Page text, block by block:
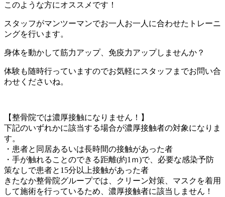
このような方にオススメです！
スタッフがマンツーマンでお一人お一人に合わせたトレーニ
ングを行います。
身体を動かして筋力アップ、免疫力アップしませんか？
体験も随時行っていますのでお気軽にスタッフまでお問い合
わせくださいね。
【整骨院では濃厚接触になりません！】
下記のいずれかに該当する場合が濃厚接触者の対象になりま
す。
・患者と同居あるいは長時間の接触があった者
・手が触れることのできる距離(約1ｍ)で、必要な感染予防
策なしで患者と15分以上接触があった者
きたなか整骨院グループでは、クリーン対策、マスクを着用
して施術を行っているため、濃厚接触者に該当しません！